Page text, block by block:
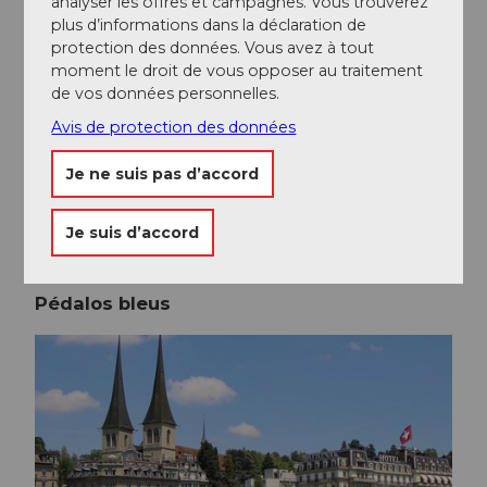
Robert Kittel | Luzern Tourismus |
Savourez une boisson fraîche dans l'un des bars d'été
de Lucerne.
En savoir plus
Pédalos bleus
plus d’informations dans la déclaration de
protection des données. Vous avez à tout
moment le droit de vous opposer au traitement
de vos données personnelles.
Avis de protection des données
Je ne suis pas d’accord
Je suis d’accord